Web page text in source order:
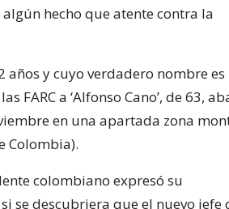
hecho que atente contra la
años y cuyo verdadero nombre es
FARC a ‘Alfonso Cano’, de 63,
en una apartada zona
Colombia).
colombiano expresó su
se descubriera que el nuevo jefe